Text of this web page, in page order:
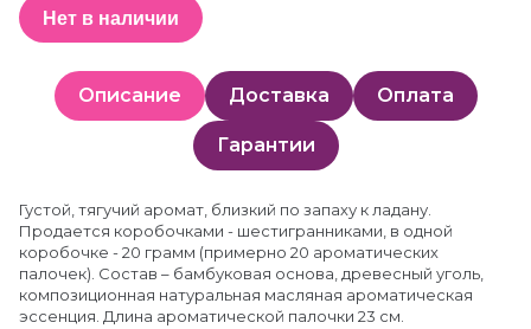
Нет в наличии
Описание Доставка Оплата
Гарантии
Густой, тягучий аромат, близкий по запаху к ладану.
Продается коробочками - шестигранниками, в одной
коробочке - 20 грамм (примерно 20 ароматических
палочек). Состав – бамбуковая основа, древесный уголь,
композиционная натуральная масляная ароматическая
эссенция. Длина ароматической палочки 23 см.